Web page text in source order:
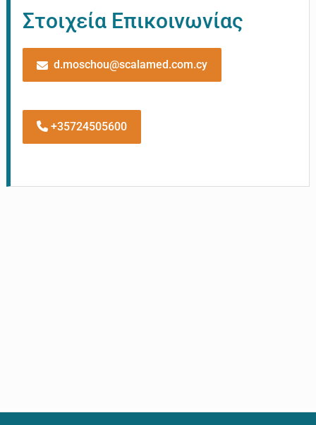
Στοιχεία Επικοινωνίας
d.moschou@scalamed.com.cy
+35724505600